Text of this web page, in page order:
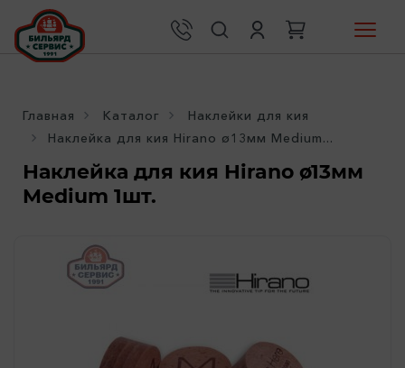
Главная Каталог
Наклейки для кия
Наклейка для кия Hirano ø13мм Medium...
Наклейка для кия Hirano ø13мм
Medium 1шт.